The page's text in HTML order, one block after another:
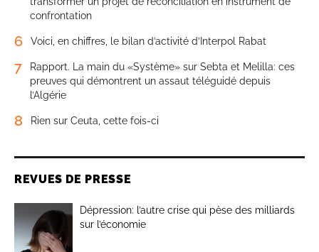
confrontation
6 Voici, en chiffres, le bilan d’activité d’Interpol Rabat
7
Rapport. La main du «Système» sur Sebta et Melilla: ces
preuves qui démontrent un assaut téléguidé depuis
l’Algérie
8 Rien sur Ceuta, cette fois-ci
REVUES DE PRESSE
Dépression: l’autre crise qui pèse des milliards
sur l’économie